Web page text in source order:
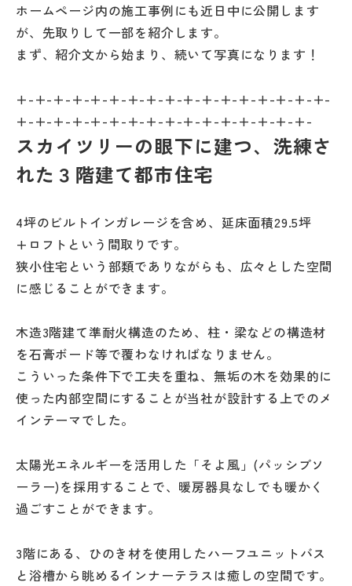
ホームページ内の施工事例にも近日中に公開します
が、先取りして一部を紹介します。
まず、紹介文から始まり、続いて写真になります！
+-+-+-+-+-+-+-+-+-+-+-+-+-+-+-+-+-
+-+-+-+-+-+-+-+-+-+-+-+-+-+-+-+-
スカイツリーの眼下に建つ、洗練さ
れた３階建て都市住宅
4坪のビルトインガレージを含め、延床面積29.5坪
+ロフトという間取りです。
狭小住宅という部類でありながらも、広々とした空間
に感じることができます。
木造3階建て準耐火構造のため、柱・梁などの構造材
を石膏ボード等で覆わなければなりません。
こういった条件下で工夫を重ね、無垢の木を効果的に
使った内部空間にすることが当社が設計する上でのメ
インテーマでした。
太陽光エネルギーを活用した「そよ風」(パッシブソ
ーラー)を採用することで、暖房器具なしでも暖かく
過ごすことができます。
3階にある、ひのき材を使用したハーフユニットバス
と浴槽から眺めるインナーテラスは癒しの空間です。